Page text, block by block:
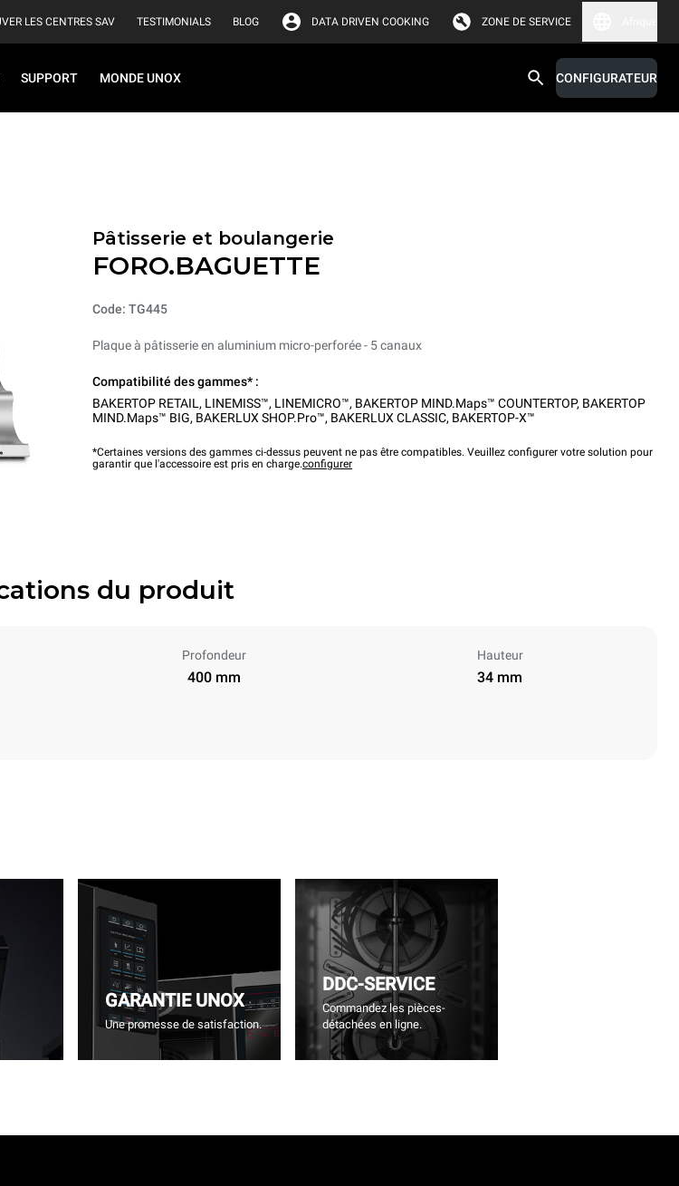
LES CENTRES SAV TESTIMONIALS BLOG DATA DRIVEN COOKING ZONE DE SERVICE
SUPPORT MONDE UNOX CONFIGURATEUR
Pâtisserie et boulangerie
FORO.BAGUETTE
Code: TG445
Plaque à pâtisserie en aluminium micro-perforée - 5 canaux
Compatibilité des gammes* :
BAKERTOP RETAIL, LINEMISS™, LINEMICRO™, BAKERTOP MIND.Maps™ COUNTERTOP, BAKERTOP
MIND.Maps™ BIG, BAKERLUX SHOP.Pro™, BAKERLUX CLASSIC, BAKERTOP-X™
*Certaines versions des gammes ci-dessus peuvent ne pas être compatibles. Veuillez configurer votre solution pour
garantir que l'accessoire est pris en charge.configurer
du produit
Profondeur
400 mm
Hauteur
34 mm
GARANTIE UNOX
Une promesse de satisfaction.
DDC-SERVICE
Commandez les pièces-
détachées en ligne.